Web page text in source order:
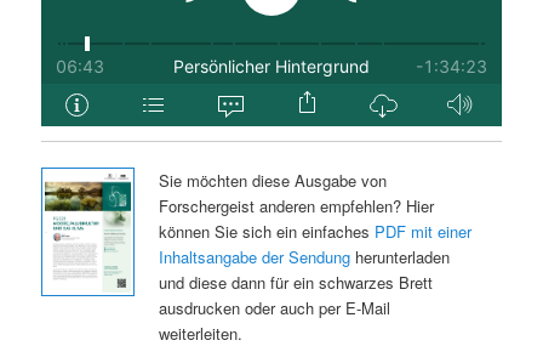
Sie möchten diese Ausgabe von
Forschergeist anderen empfehlen? Hier
können Sie sich ein einfaches PDF mit einer
Inhaltsangabe der Sendungherunterladen
und diese dann für ein schwarzes Brett
ausdrucken oder auch per E-Mail
weiterleiten.